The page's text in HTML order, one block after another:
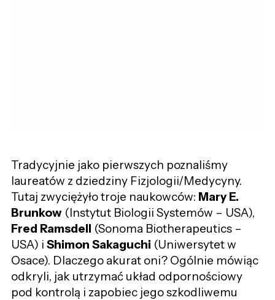
Tradycyjnie jako pierwszych poznaliśmy
laureatów z dziedziny Fizjologii/Medycyny.
Tutaj zwyciężyło troje naukowców: Mary E.
Brunkow(Instytut Biologii Systemów – USA),
Fred Ramsdell (Sonoma Biotherapeutics –
USA) i Shimon Sakaguchi (Uniwersytet w
Osace). Dlaczego akurat oni? Ogólnie mówiąc
odkryli, jak utrzymać układ odpornościowy
pod kontrolą i zapobiec jego szkodliwemu